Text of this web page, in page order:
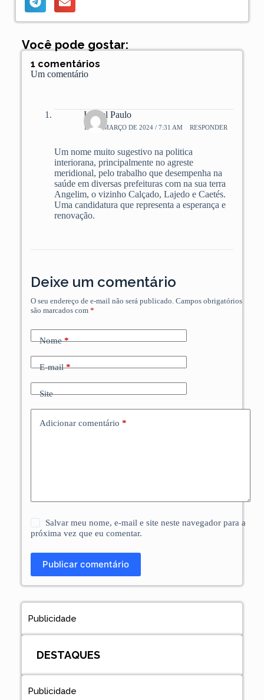
Você pode gostar:
1 comentários
Um comentário
Ismael Paulo
16 DE MARÇO DE 2024 / 7:31 AM RESPONDER
Um nome muito sugestivo na politica
interiorana, principalmente no agreste
meridional, pelo trabalho que desempenha na
saúde em diversas prefeituras com na sua terra
Angelim, o vizinho Calçado, Lajedo e Caetés.
Uma candidatura que representa a esperança e
renovação.
Deixe um comentário
O seu endereço de e-mail não será publicado. Campos obrigatórios
são marcados com *
Nome*
E-mail*
Site
Adicionar comentário *
Salvar meu nome, e-mail e site neste navegador para a
próxima vez que eu comentar.
Publicar comentário
Publicidade
DESTAQUES
Publicidade